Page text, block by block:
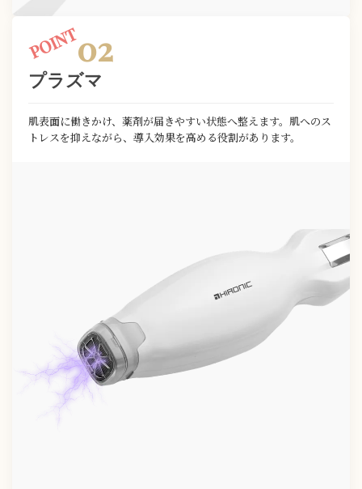
02
プラズマ
肌表面に働きかけ、薬剤が届きやすい状態へ整えます。肌へのス
トレスを抑えながら、導入効果を高める役割があります。